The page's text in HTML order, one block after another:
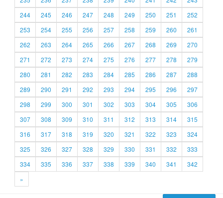
244
245 246 247 248 249 250 251
252
253
254 255 256 257 258 259 260
261
262
263 264 265 266 267 268 269
270
271
272 273 274 275 276 277 278
279
280
281 282 283 284 285 286 287
288
289
290 291 292 293 294 295 296
297
298
299 300 301 302 303 304 305
306
307
308 309 310 311 312 313 314
315
316
317 318 319 320 321 322 323
324
325
326 327 328 329 330 331 332
333
334
335 336 337 338 339 340 341
342
»